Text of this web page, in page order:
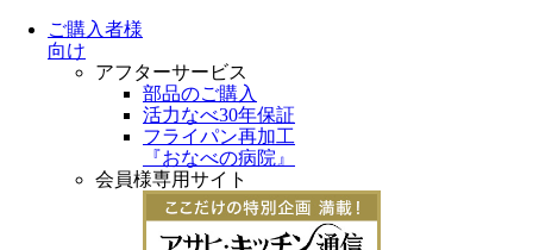
ご購入者様
向け
アフターサービス
部品のご購入
活力なべ30年保証
フライパン再加工
『おなべの病院』
会員様専用サイト